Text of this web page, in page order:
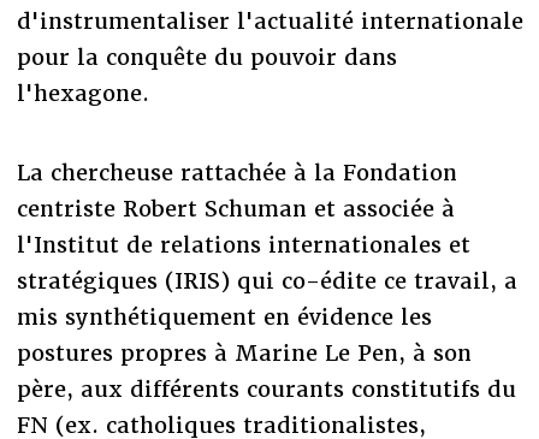
d'instrumentaliser l'actualité internationale
pour la conquête du pouvoir dans
l'hexagone.
La chercheuse rattachée à la Fondation
centriste Robert Schuman et associée à
l'Institut de relations internationales et
stratégiques (IRIS) qui co-édite ce travail, a
mis synthétiquement en évidence les
postures propres à Marine Le Pen, à son
père, aux différents courants constitutifs du
FN (ex. catholiques traditionalistes,